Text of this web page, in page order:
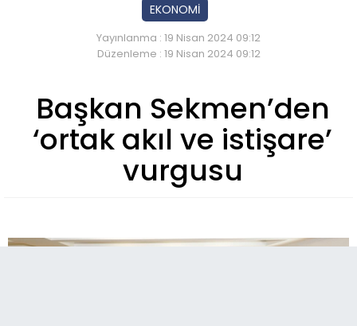
EKONOMİ
Yayınlanma : 19 Nisan 2024 09:12
Düzenleme : 19 Nisan 2024 09:12
Başkan Sekmen’den
‘ortak akıl ve istişare’
vurgusu